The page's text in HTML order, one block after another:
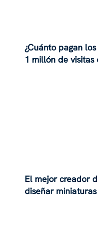
¿Cuánto pagan
1 millón de visitas
El mejor creador
diseñar